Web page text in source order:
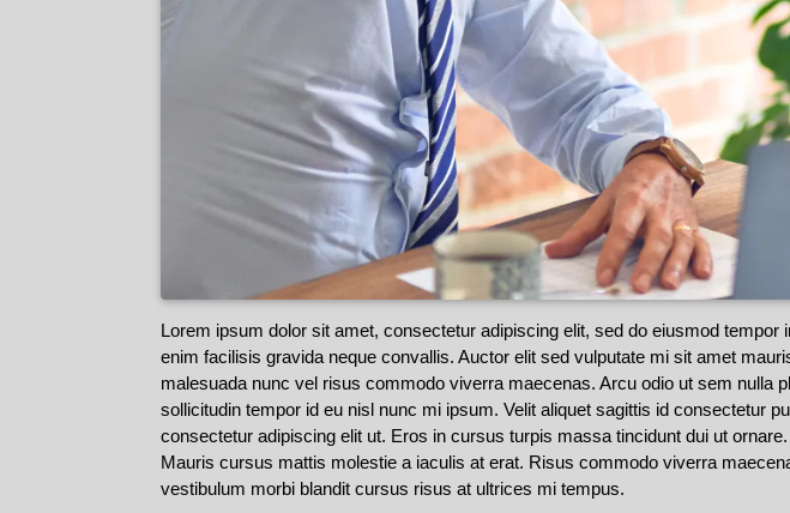
Lorem ipsum dolor sit amet, consectetur adipiscing elit, sed do eiusmod
enim facilisis gravida neque convallis. Auctor elit sed vulputate mi sit amet
malesuada nunc vel risus commodo viverra maecenas. Arcu odio ut sem
sollicitudin tempor id eu nisl nunc mi ipsum. Velit aliquet sagittis id consectetur
consectetur adipiscing elit ut. Eros in cursus turpis massa tincidunt dui ut
Mauris cursus mattis molestie a iaculis at erat. Risus commodo viverra
vestibulum morbi blandit cursus risus at ultrices mi tempus.